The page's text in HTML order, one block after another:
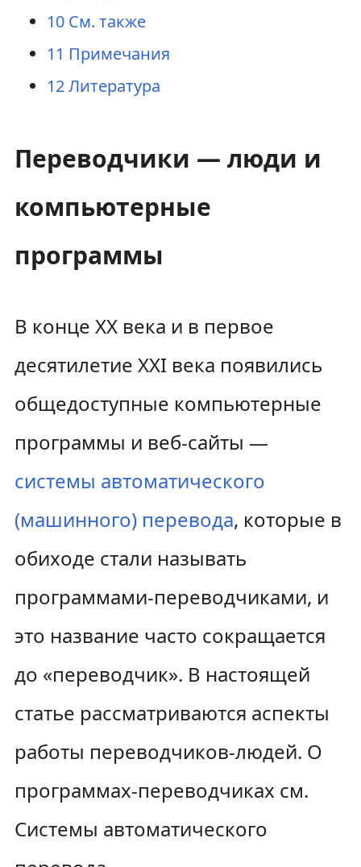
10 См. также
11 Примечания
12Литература
Переводчики — люди и
компьютерные
программы
В конце XX века и в первое
десятилетие XXI века появились
общедоступные компьютерные
программы и веб-сайты —
системы автоматического
(машинного) перевода, которые в
обиходе стали называть
программами-переводчиками, и
это название часто сокращается
до «переводчик». В настоящей
статье рассматриваются аспекты
работы переводчиков-людей. О
программах-переводчиках см.
Системы автоматического